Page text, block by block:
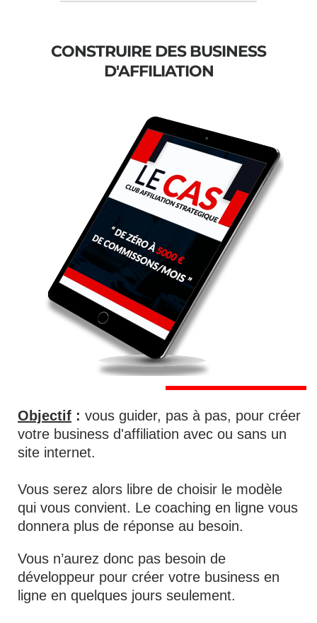
CONSTRUIRE DES BUSINESS
D'AFFILIATION
Objectif : vous guider, pas à pas, pour créer
votre business d'affiliation avec ou sans un
site internet.
Vous serez alors libre de choisir le modèle
qui vous convient. Le coaching en ligne vous
donnera plus de réponse au besoin.
Vous n’aurez donc pas besoin de
développeur pour créer votre business en
ligne en quelques jours seulement.